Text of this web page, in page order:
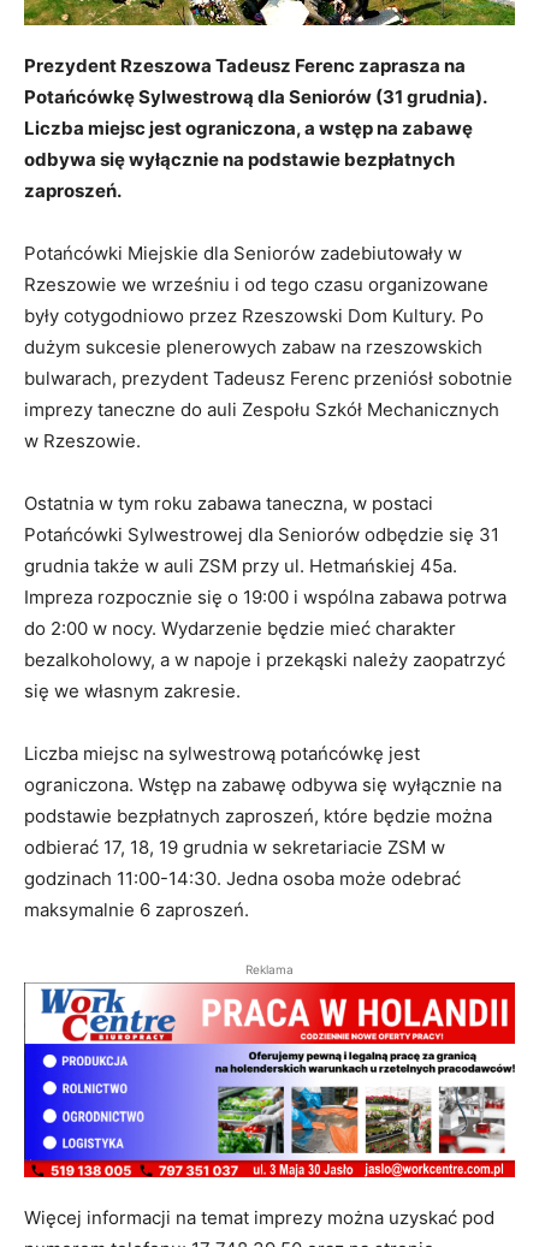
Prezydent Rzeszowa Tadeusz Ferenc zaprasza na
Potańcówkę Sylwestrową dla Seniorów (31 grudnia).
Liczba miejsc jest ograniczona, a wstęp na zabawę
odbywa się wyłącznie na podstawie bezpłatnych
zaproszeń.
Potańcówki Miejskie dla Seniorów zadebiutowały w
Rzeszowie we wrześniu i od tego czasu organizowane
były cotygodniowo przez Rzeszowski Dom Kultury. Po
dużym sukcesie plenerowych zabaw na rzeszowskich
bulwarach, prezydent Tadeusz Ferenc przeniósł sobotnie
imprezy taneczne do auli Zespołu Szkół Mechanicznych
w Rzeszowie.
Ostatnia w tym roku zabawa taneczna, w postaci
Potańcówki Sylwestrowej dla Seniorów odbędzie się 31
grudnia także w auli ZSM przy ul. Hetmańskiej 45a.
Impreza rozpocznie się o 19:00 i wspólna zabawa potrwa
do 2:00 w nocy. Wydarzenie będzie mieć charakter
bezalkoholowy, a w napoje i przekąski należy zaopatrzyć
się we własnym zakresie.
Liczba miejsc na sylwestrową potańcówkę jest
ograniczona. Wstęp na zabawę odbywa się wyłącznie na
podstawie bezpłatnych zaproszeń, które będzie można
odbierać 17, 18, 19 grudnia w sekretariacie ZSM w
godzinach 11:00-14:30. Jedna osoba może odebrać
maksymalnie 6 zaproszeń.
Reklama
Więcej informacji na temat imprezy można uzyskać pod